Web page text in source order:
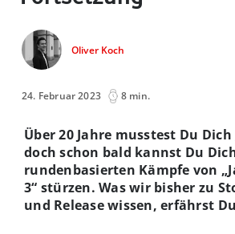
Oliver Koch
24. Februar 2023 8 min.
Über 20 Jahre musstest Du
doch schon bald kannst Du
rundenbasierten Kämpfe von
3“ stürzen. Was wir bisher zu
und Release wissen, erfährst